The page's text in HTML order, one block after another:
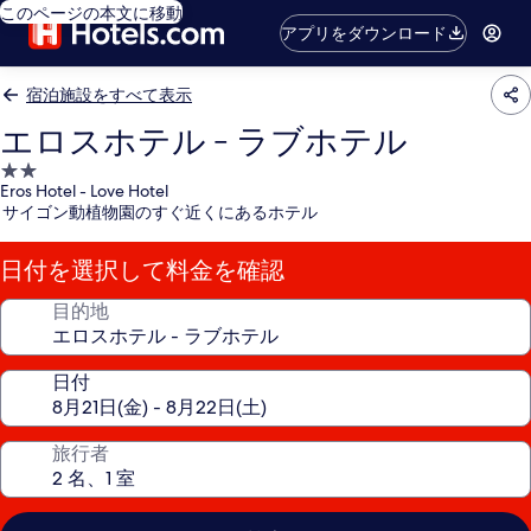
このページの本文に移動
アプリをダウンロード
宿泊施設をすべて表示
エロスホテル - ラブホテル
2.0
つ
星
宿
泊
施
Eros Hotel - Love Hotel
サイゴン動植物園のすぐ近くにあるホテル
日付を選択して料金を確認
目的地
日付
旅行者